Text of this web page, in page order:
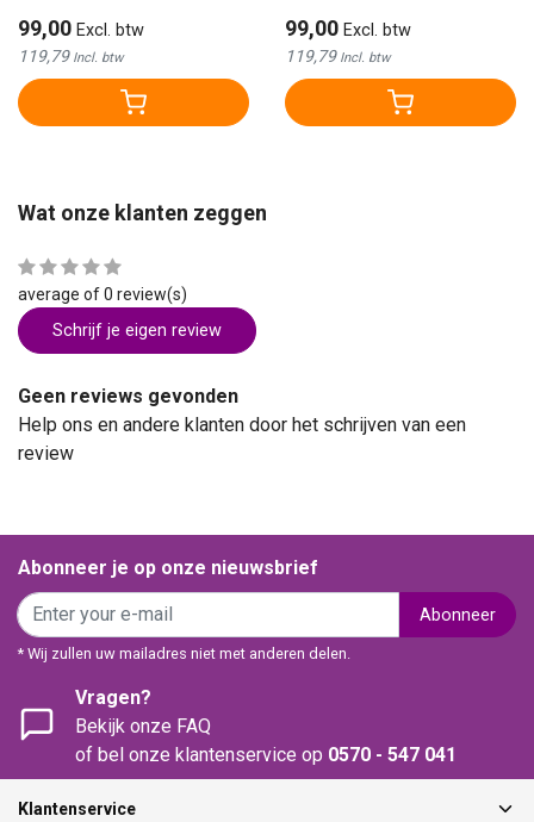
99,00 Excl. btw
119,79 Incl. btw
99,00 Excl. btw
119,79 Incl. btw
Wat onze klanten zeggen
average of 0 review(s)
Schrijf je eigen review
Geen reviews gevonden
Help ons en andere klanten door het schrijven van een
review
Abonneer je op onze nieuwsbrief
Abonneer
* Wij zullen uw mailadres niet met anderen delen.
Vragen?
Bekijk onze FAQ
of bel onze klantenservice op 0570 - 547 041
Klantenservice